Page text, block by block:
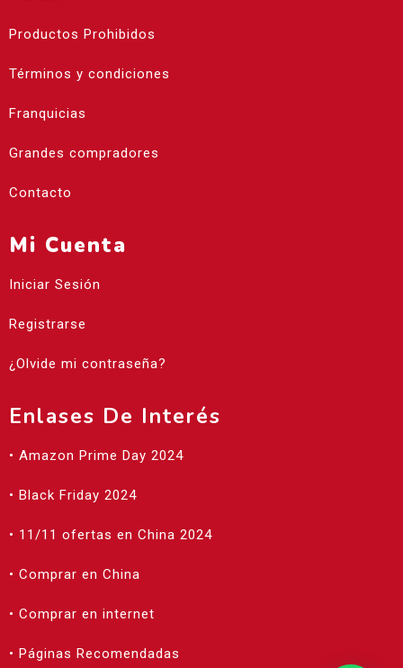
Productos Prohibidos
Términos y condiciones
Franquicias
Grandes compradores
Contacto
Mi Cuenta
Iniciar Sesión
Registrarse
¿Olvide mi contraseña?
Enlases De Interés
• Amazon Prime Day 2024
• Black Friday 2024
• 11/11 ofertas en China 2024
• Comprar en China
• Comprar en internet
• Páginas Recomendadas